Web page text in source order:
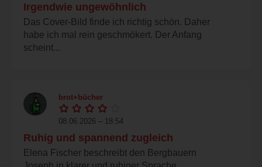
Irgendwie ungewöhnlich
Das Cover-Bild finde ich richtig schön. Daher
habe ich mal rein geschmökert. Der Anfang
scheint...
brot+bücher
08.06.2026 – 18:54
Ruhig und spannend zugleich
Elena Fischer beschreibt den Bergbauern